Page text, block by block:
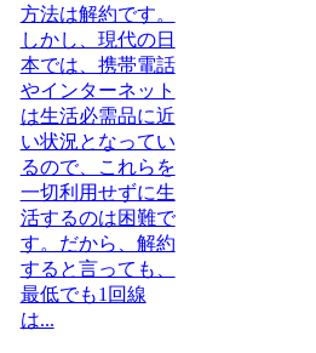
方法は解約です。
しかし、現代の日
本では、携帯電話
やインターネット
は生活必需品に近
い状況となってい
るので、これらを
一切利用せずに生
活するのは困難で
す。だから、解約
すると言っても、
最低でも1回線
は...